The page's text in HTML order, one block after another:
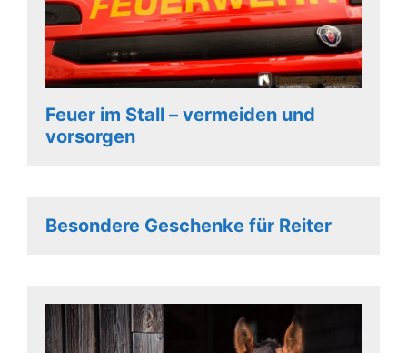
Feuer im Stall – vermeiden und
vorsorgen
Besondere Geschenke für Reiter